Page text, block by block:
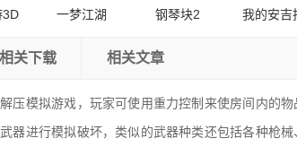
3D
一梦江湖 钢琴块2 我的安吉
相关下载 相关文章
压模拟游戏，玩家可使用重力控制来使房间内的
器进行模拟破坏，类似的武器种类还包括各种枪械